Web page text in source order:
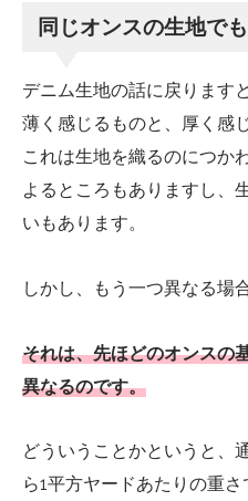
同じオンスの生地で
デニム生地の話に戻ります
薄く感じるものと、厚く感
これは生地を織るのにつか
よるところもありますし、
いもあります。
しかし、もう一つ異なる場
それは、先ほどのオンスの
異なるのです。
どういうことかというと、
ら1平方ヤードあたりの重さ